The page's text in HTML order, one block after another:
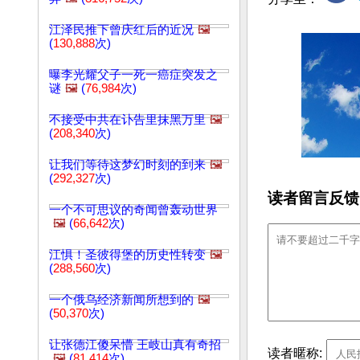
江泽民推下曾庆红后的近况 🖼️
(130,888次)
曝李光耀父子一死一癌症突发之
谜 🖼️ (76,984次)
不接受中共在讣告里抹黑万里 🖼️
(208,340次)
让我们等待这梦幻时刻的到来 🖼️
(292,327次)
一个不可思议的奇闻曾轰动世界
🖼️ (66,642次)
江惧！圣彼得堡的历史性转变 🖼️
(288,560次)
一个俄乌经济新闻所想到的 🖼️
(50,370次)
让张德江傻呆懵 王岐山真有奇招
读者留言反
读者暱称: